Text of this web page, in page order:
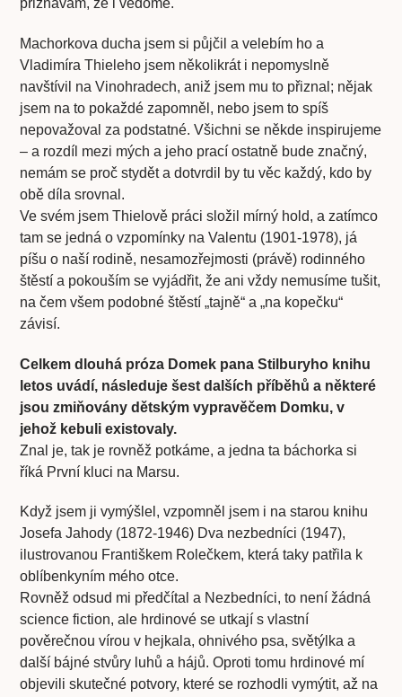
přiznávám, že i vědomě.
Machorkova ducha jsem si půjčil a velebím ho a
Vladimíra Thieleho jsem několikrát i nepomyslně
navštívil na Vinohradech, aniž jsem mu to přiznal; nějak
jsem na to pokaždé zapomněl, nebo jsem to spíš
nepovažoval za podstatné. Všichni se někde inspirujeme
– a rozdíl mezi mých a jeho prací ostatně bude značný,
nemám se proč stydět a dotvrdil by tu věc každý, kdo by
obě díla srovnal.
Ve svém jsem Thielově práci složil mírný hold, a zatímco
tam se jedná o vzpomínky na Valentu (1901-1978), já
píšu o naší rodině, nesamozřejmosti (právě) rodinného
štěstí a pokouším se vyjádřit, že ani vždy nemusíme tušit,
na čem všem podobné štěstí „tajně“ a „na kopečku“
závisí.
Celkem dlouhá próza Domek pana Stilburyho knihu
letos uvádí, následuje šest dalších příběhů a některé
jsou zmiňovány dětským vypravěčem Domku, v
jehož kebuli existovaly.
Znal je, tak je rovněž potkáme, a jedna ta báchorka si
říká První kluci na Marsu.
Když jsem ji vymýšlel, vzpomněl jsem i na starou knihu
Josefa Jahody (1872-1946) Dva nezbedníci (1947),
ilustrovanou Františkem Rolečkem, která taky patřila k
oblíbenkyním mého otce.
Rovněž odsud mi předčítal a Nezbedníci, to není žádná
science fiction, ale hrdinové se utkají s vlastní
pověrečnou vírou v hejkala, ohnivého psa, světýlka a
další bájné stvůry luhů a hájů. Oproti tomu hrdinové mí
objevili skutečné potvory, které se rozhodli vymýtit, až na